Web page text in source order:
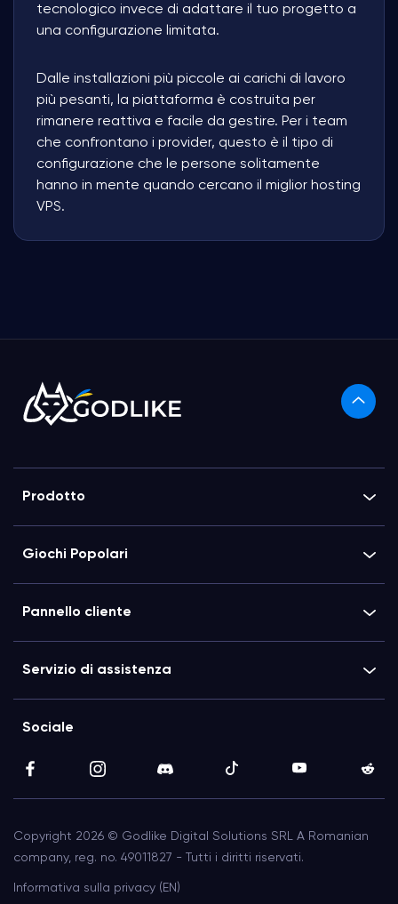
tecnologico invece di adattare il tuo progetto a
una configurazione limitata.
Dalle installazioni più piccole ai carichi di lavoro
più pesanti, la piattaforma è costruita per
rimanere reattiva e facile da gestire. Per i team
che confrontano i provider, questo è il tipo di
configurazione che le persone solitamente
hanno in mente quando cercano il miglior hosting
VPS.
Prodotto
Giochi Popolari
Pannello cliente
Servizio di assistenza
Sociale
Copyright 2026 © Godlike Digital Solutions SRL A Romanian
company, reg. no. 49011827 - Tutti i diritti riservati.
Informativa sulla privacy (EN)